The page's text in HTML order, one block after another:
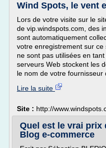
Wind Spots, le vent
Lors de votre visite sur le
de vip.windspots.com, des
sont automatiquement
votre enregistrement sur
ne sont pas utilisées en
serveurs Web stockent les
le nom de votre fournisseur
Lire la suite
Site : http://
Quel est le vrai prix
Blog e-commerce